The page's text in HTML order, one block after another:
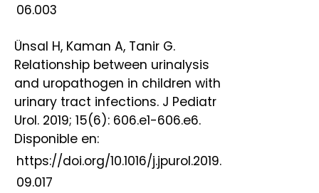
06.003
Ünsal H, Kaman A, Tanir G.
Relationship between urinalysis
and uropathogen in children with
urinary tract infections. J Pediatr
Urol. 2019; 15(6): 606.e1-606.e6.
Disponible en:
https://doi.org/10.1016/j.jpurol.2019.
09.017